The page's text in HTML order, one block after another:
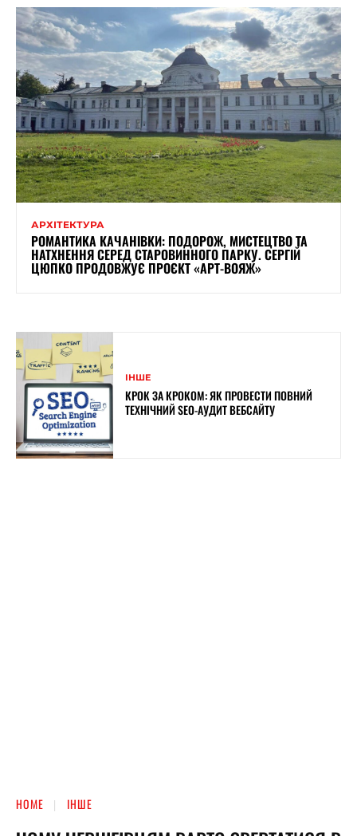
АРХІТЕКТУРА
РОМАНТИКА КАЧАНІВКИ: ПОДОРОЖ, МИСТЕЦТВО ТА
НАТХНЕННЯ СЕРЕД СТАРОВИННОГО ПАРКУ. СЕРГІЙ
ЦЮПКО ПРОДОВЖУЄ ПРОЄКТ «АРТ-ВОЯЖ»
ІНШЕ
КРОК ЗА КРОКОМ: ЯК ПРОВЕСТИ ПОВНИЙ
ТЕХНІЧНИЙ SEO-АУДИТ ВЕБСАЙТУ